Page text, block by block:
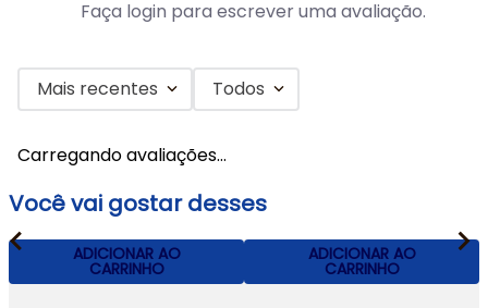
Faça login para escrever uma avaliação.
Mais recentes Todos
Carregando avaliações…
Você vai gostar desses
ADICIONAR AO
CARRINHO
ADICIONAR AO
CARRINHO